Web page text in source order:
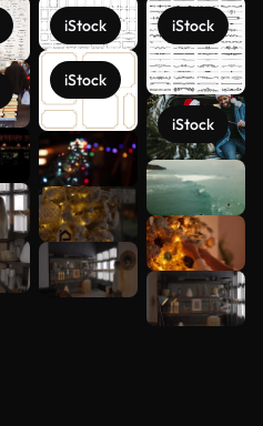
iStock
iStock
iStock
iStock
Scopri di
più